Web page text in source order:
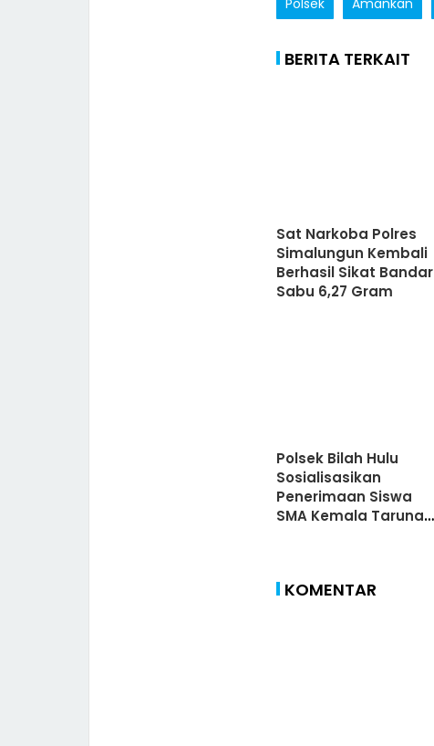
Polsek Amankan
BERITA TERKAIT
Sat Narkoba Polres
Simalungun Kembali
Berhasil Sikat Bandar
Sabu 6,27 Gram
Polsek Bilah Hulu
Sosialisasikan
Penerimaan Siswa
SMA Kemala Taruna
KOMENTAR